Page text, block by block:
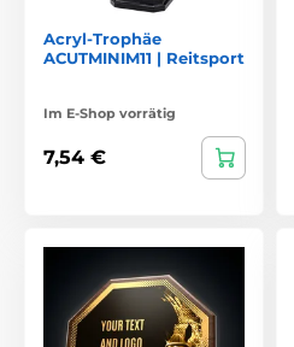
Acryl-Trophäe
ACUTMINIM11 | Reitsport
Im E-Shop vorrätig
7,54 €